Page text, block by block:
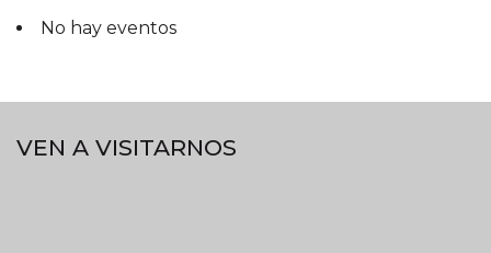
No hay eventos
VEN A VISITARNOS